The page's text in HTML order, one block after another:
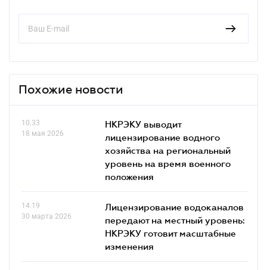
Похожие новости
10.33
18 мая 2026
НКРЭКУ выводит
лицензирование водного
хозяйства на региональный
уровень на время военного
положения
14.19
30 марта 2026
Лицензирование водоканалов
передают на местный уровень:
НКРЭКУ готовит масштабные
изменения